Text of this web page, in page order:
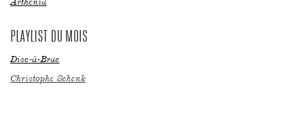
PLAYLIST DU MOIS
Disc-à-Brac
Christophe Schenk